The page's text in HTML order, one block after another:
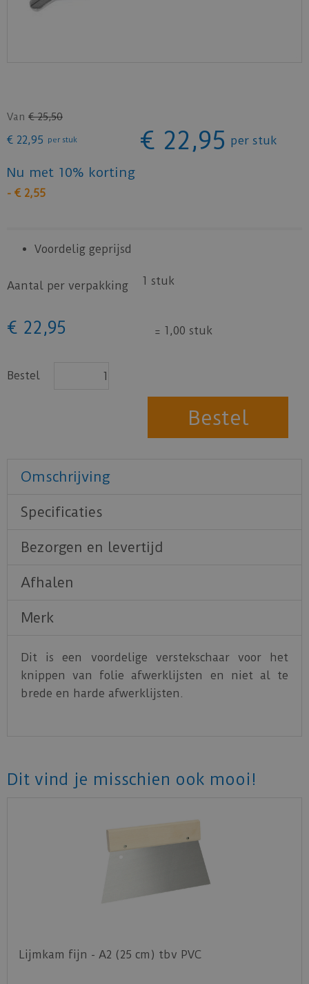
Van € 25,50
€ 22,95 per stuk € 22,95 per stuk
Nu met 10% korting
- € 2,55
Voordelig geprijsd
Aantal per verpakking 1 stuk
€ 22 ,95 = 1,00 stuk
Bestel
Omschrijving
Specificaties
Bezorgen en levertijd
Afhalen
Merk
Dit is een voordelige verstekschaar voor het
knippen van folie afwerklijsten en niet al te
brede en harde afwerklijsten.
Dit vind je misschien ook mooi!
Lijmkam fijn - A2 (25 cm) tbv PVC